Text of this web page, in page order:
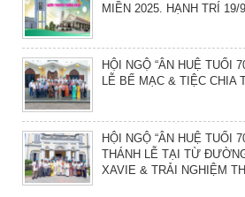
MIỀN 2025. HẠNH TRÍ 19/
HỘI NGỘ “ÂN HUỆ TUỔI
LỄ BẾ MẠC & TIỆC CHIA
HỘI NGỘ “ÂN HUỆ TUỔI
THÁNH LỄ TẠI TỪ
XAVIE & TRẢI NGHIỆM